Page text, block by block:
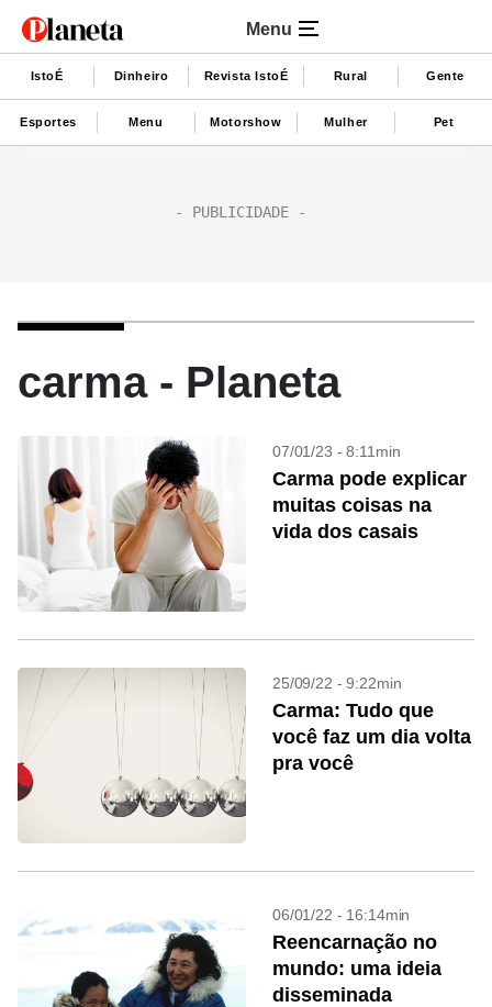
Menu
IstoÉ Dinheiro Revista IstoÉ Rural Gente
Esportes Menu Motorshow Mulher Pet
carma - Planeta
07/01/23 - 8:11min
Carma pode explicar
muitas coisas na
vida dos casais
25/09/22 - 9:22min
Carma: Tudo que
você faz um dia volta
pra você
06/01/22 - 16:14min
Reencarnação no
mundo: uma ideia
disseminada